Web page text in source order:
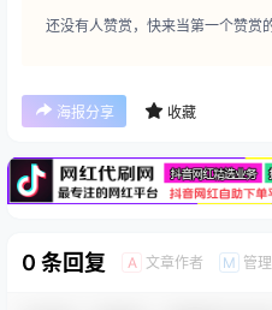
还没有人赞赏，快来当第一个赞赏
海报分享 收藏
广告
0 条回复 A 文章作者 M 管